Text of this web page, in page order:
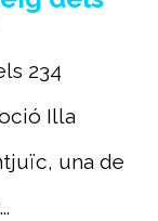
234
Illa
una de